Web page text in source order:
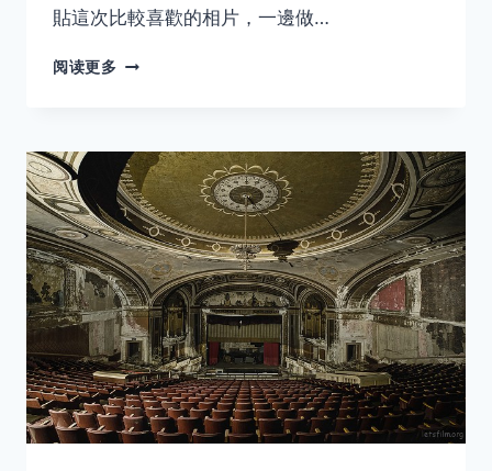
貼這次比較喜歡的相片，一邊做…
阅读更多 春．
西
南
部
之
旅
﹣
IZMIR（DAY8）
＋
總
結